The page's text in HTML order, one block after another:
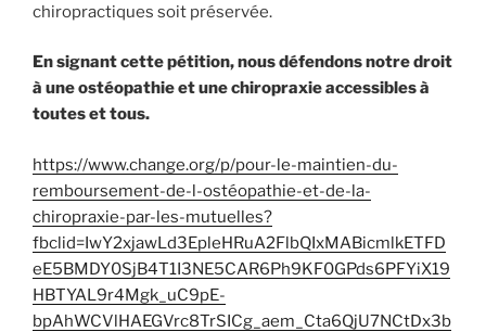
chiropractiques soit préservée.
En signant cette pétition, nous défendons notre droit
à une ostéopathie et une chiropraxie accessibles à
toutes et tous.
https://www.change.org/p/pour-le-maintien-du-
remboursement-de-l-ostéopathie-et-de-la-
chiropraxie-par-les-mutuelles?
fbclid=IwY2xjawLd3EpleHRuA2FlbQIxMABicmlkETFD
eE5BMDY0SjB4T1I3NE5CAR6Ph9KF0GPds6PFYiX19
HBTYAL9r4Mgk_uC9pE-
bpAhWCVlHAEGVrc8TrSICg_aem_Cta6QjU7NCtDx3b